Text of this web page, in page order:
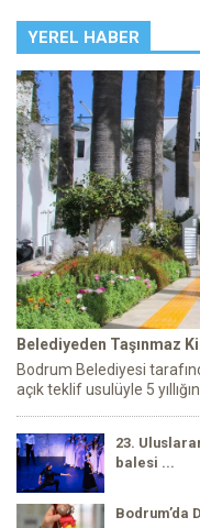
YEREL HABER
Belediyeden Taşınmaz
Bodrum Belediyesi
açık teklif usulüyle 5
23.
balesi ...
Bodrum’da